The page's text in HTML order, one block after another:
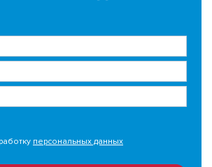
персональных данных